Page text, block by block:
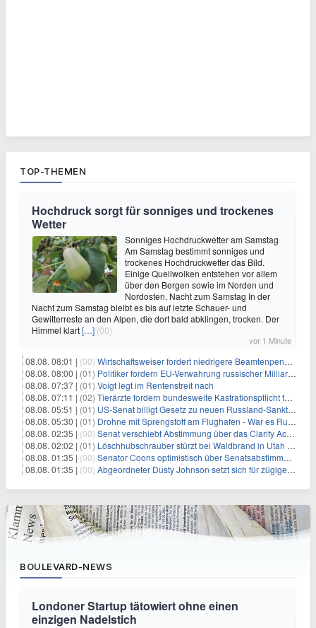
TOP-THEMEN
Hochdruck sorgt für sonniges und trockenes
Wetter
Sonniges Hochdruckwetter am Samstag
Am Samstag bestimmt sonniges und
trockenes Hochdruckwetter das Bild.
Einige Quellwolken entstehen vor allem
über den Bergen sowie im Norden und
Nordosten. Nacht zum Samstag In der
Nacht zum Samstag bleibt es bis auf letzte Schauer- und
Gewitterreste an den Alpen, die dort bald abklingen, trocken. Der
Himmel klart[…] (00)
vor 1 Minute
08.08. 08:01 | (00) Wirtschaftsweiser fordert niedrigere Beamtenpensionen
08.08. 08:00 | (01) Politiker fordern EU-Verwahrung russischer Milliarden
08.08. 07:37 | (01) Voigt legt im Rentenstreit nach
08.08. 07:11 | (02) Tierärzte fordern bundesweite Kastrationspflicht für Katzen
08.08. 05:51 | (01) US-Senat billigt Gesetz zu neuen Russland-Sanktionen
08.08. 05:30 | (01) Drohne mit Sprengstoff am Flughafen - War es Russland?
08.08. 02:35 | (00) Senat verschiebt Abstimmung über das Clarity Act: Auswirkungen auf Unternehmen und das Vertrauen der Investoren
08.08. 02:02 | (01) Löschhubschrauber stürzt bei Waldbrand in Utah ab
08.08. 01:35 | (00) Senator Coons optimistisch über Senatsabstimmungen angesichts von Finanzierungsbedenken
08.08. 01:35 | (00) Abgeordneter Dusty Johnson setzt sich für zügige Regierungsfinanzierung angesichts von Shutdown-Risiken ein
BOULEVARD-NEWS
Londoner Startup tätowiert ohne einen
einzigen Nadelstich